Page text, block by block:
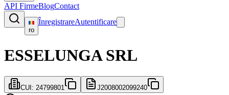
API FirmeBlogContact
ro
ÎnregistrareAutentificare
ESSELUNGA SRL
CUI: 24799801 J2008002099240